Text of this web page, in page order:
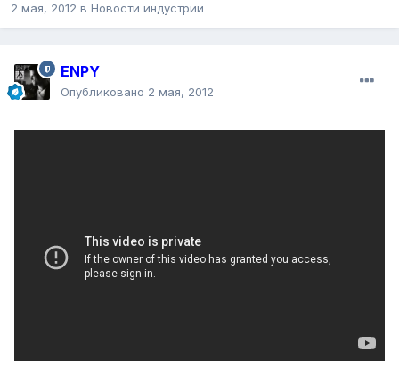
2 мая, 2012 в Новости индустрии
ENPY
Опубликовано 2 мая, 2012